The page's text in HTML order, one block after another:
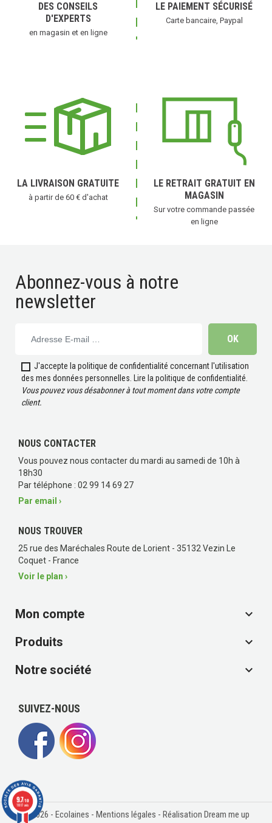
DES CONSEILS
D'EXPERTS
en magasin et en ligne
LE PAIEMENT SÉCURISÉ
Carte bancaire, Paypal
LA LIVRAISON GRATUITE
à partir de 60 € d'achat
LE RETRAIT GRATUIT EN
MAGASIN
Sur votre commande passée
en ligne
Abonnez-vous à notre
newsletter
J'accepte la politique de confidentialité concernant l'utilisation
des mes données personnelles.
Lire la politique de confidentialité
Vous pouvez vous désabonner à tout moment dans votre compte
client.
NOUS CONTACTER
Vous pouvez nous contacter du mardi au samedi de 10h à
18h30
Par téléphone : 02 99 14 69 27
Par email ›
NOUS TROUVER
25 rue des Maréchales Route de Lorient - 35132 Vezin Le
Coquet - France
Voir le plan ›
Mon compte

Produits

Notre société

SUIVEZ-NOUS
© 2026 - Ecolaines - Mentions légales - Réalisation Dream me up
9.7/10
11817 avis